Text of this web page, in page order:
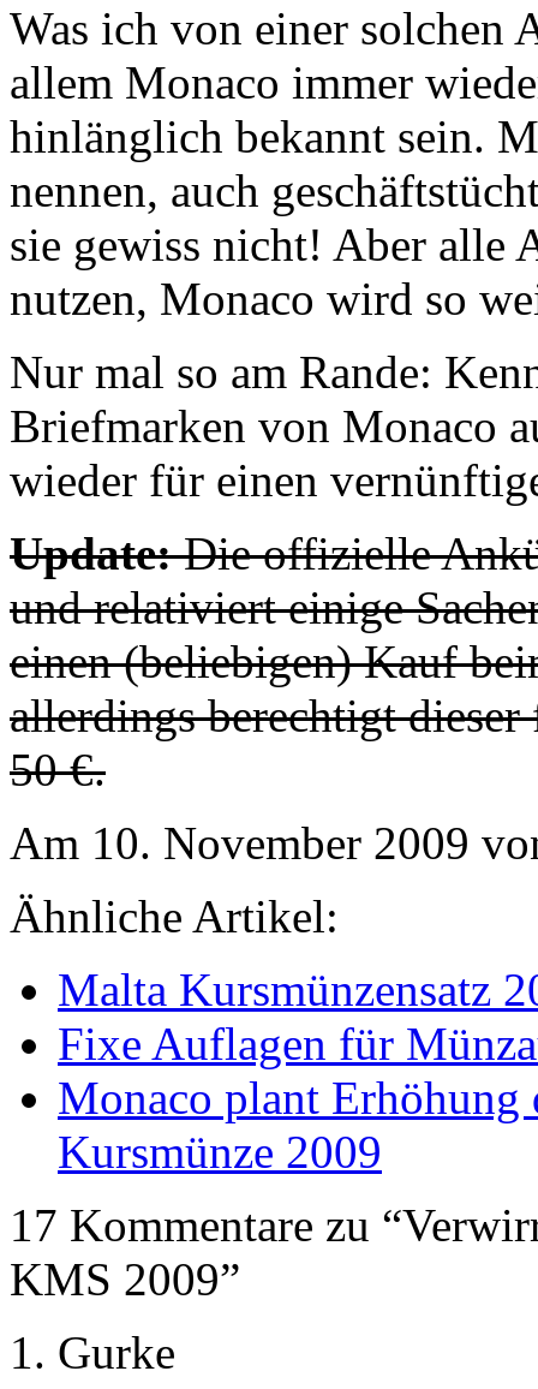
Was ich von einer solchen
allem Monaco immer
hinlänglich bekannt sein.
nennen, auch
sie gewiss nicht! Aber alle
nutzen, Monaco wird so
Nur mal so am Rande:
Briefmarken von Monaco
wieder für einen
Update:Die offizielle
und relativiert einige
einen (beliebigen) Kauf
allerdings berechtigt
50 €.
Am 10. November 2009
Ähnliche Artikel:
Malta Kursmünzensatz
Fixe Auflagen für
Monaco plant
Kursmünze 2009
17 Kommentare zu
KMS 2009”
Gurke